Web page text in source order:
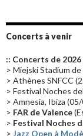
Groupe de Recherche
Passages radio
Les concerts en Chine
Synthé Roland(15)
(14)
Concerts à venir
:: Concerts de 2026
> Miejski Stadium
> Athènes SNFCC
> Festival Noches
> Amnesia, Ibiza
> FAR de Valence
> Festival Noches
> Jazz Open à